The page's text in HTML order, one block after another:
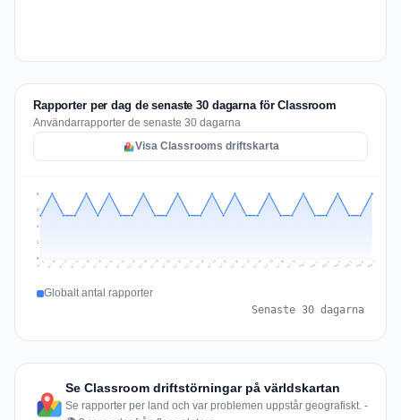
Rapporter per dag de senaste 30 dagarna för Classroom
Användarrapporter de senaste 30 dagarna
Visa Classrooms driftskarta
1
2
2
3
Jul 9 Jul 10 Jul 11 Jul 12 Jul 13 Jul 14 Jul 15 Jul 16 Jul 17 Jul 18 Jul 19 Jul 20 Jul 21 Jul 22 Jul 23 Jul 24 Jul 25 Jul 26 Jul 27 Jul 28 Jul 29 Jul 30 Jul 31 Aug 1 Aug 2 Aug 3 Aug 4 Aug 5 Aug 6 Aug 7
Globalt antal rapporter
Senaste 30 dagarna
Se Classroom driftstörningar på världskartan
Se rapporter per land och var problemen uppstår geografiskt. -